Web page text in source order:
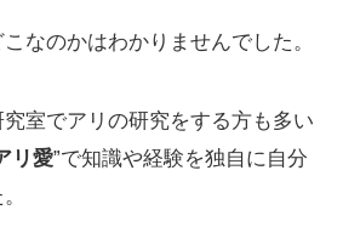
なのかはわかりませんでした。
室でアリの研究をする方も多い
リ愛”で知識や経験を独自に自分